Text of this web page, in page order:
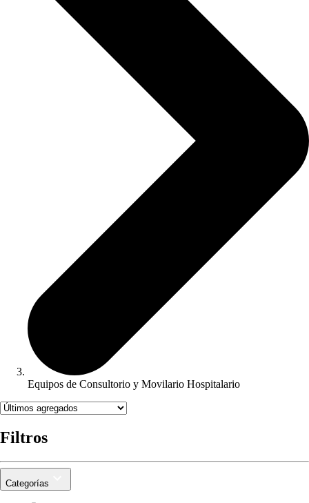
Equipos de Consultorio y Movilario Hospitalario
Filtros
Categorías